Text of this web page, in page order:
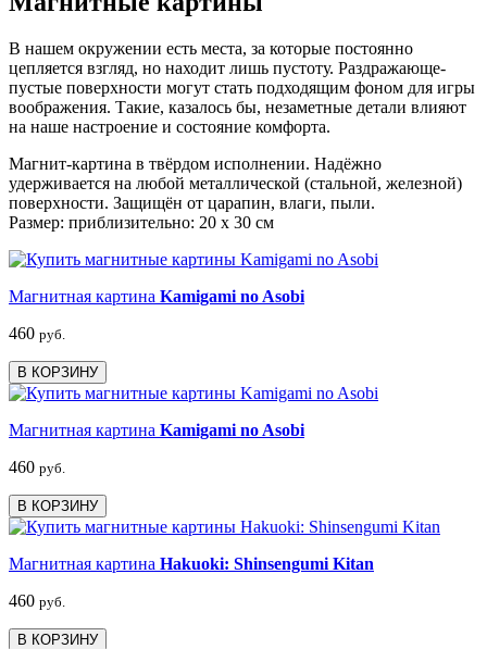
В нашем окружении есть места, за которые постоянно
цепляется взгляд, но находит лишь пустоту. Раздражающе-
пустые поверхности могут стать подходящим фоном для игры
воображения. Такие, казалось бы, незаметные детали влияют
на наше настроение и состояние комфорта.
Магнит-картина в твёрдом исполнении. Надёжно
удерживается на любой металлической (стальной, железной)
поверхности. Защищён от царапин, влаги, пыли.
Размер: приблизительно: 20 х 30 см
Магнитная картина Kamigami no Asobi
460 руб.
В КОРЗИНУ
Магнитная картина Kamigami no Asobi
460 руб.
В КОРЗИНУ
Магнитная картина Hakuoki: Shinsengumi Kitan
460 руб.
В КОРЗИНУ